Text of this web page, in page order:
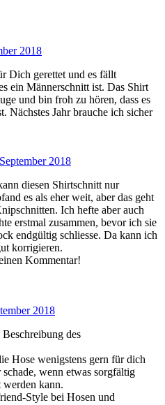
2018
Dich gerettet und es fällt
ein Männerschnitt ist. Das Shirt
und bin froh zu hören, dass es
Nächstes Jahr brauche ich sicher
2018
diesen Shirtschnitt nur
es als eher weit, aber das geht
Ich hefte aber auch
erstmal zusammen, bevor ich sie
endgültig schliesse. Da kann ich
korrigieren.
Kommentar!
2018
des
Hose wenigstens gern für dich
wenn etwas sorgfältig
werden kann.
Style bei Hosen und